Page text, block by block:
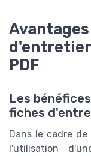
PDF
Les
fiches
Dans le cadre
l'utilisation